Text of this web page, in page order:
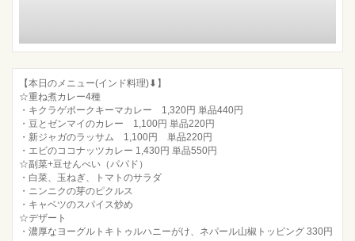
【本日のメニュー(インド料理)⬇︎】
☆重ね煮カレー4種
・キクラゲポークキーマカレー 1,320円 単品440円
・豆とゼンマイのカレー 1,100円 単品220円
・新ジャガのラッサム 1,100円 単品220円
・エビのココナッツカレー 1,430円 単品550円
☆副菜+豆せんべい（パパド）
・白菜、玉ねぎ、トマトのサラダ
・ニンニクの芽のピクルス
・キャベツのスパイス炒め
☆デザート
・濃厚なヨーグルトキトゥルハニーがけ、ネパール山椒トッピング 330円